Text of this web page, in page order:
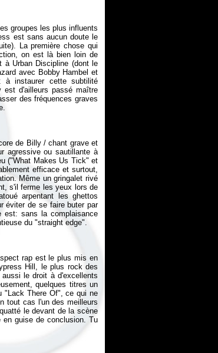
groupes les plus influents
est sans aucun doute le
La première chose qui
on est là bien loin de
à Urban Discipline (dont le
avec Bobby Hambel et
à instaurer cette subtilité
est d'ailleurs passé maître
des fréquences graves
de Billy / chant grave et
agressive ou sautillante à
("What Makes Us Tick" et
efficace et surtout,
Même un gringalet rivé
s'il ferme les yeux lors de
arpentant les ghettos
éviter de se faire buter par
est: sans la complaisance
rap est le plus mis en
Hill, le plus rock des
le droit à d'excellents
quelques titres un
"Lack There Of", ce qui ne
tout cas l'un des meilleurs
le devant de la scène
en guise de conclusion. Tu